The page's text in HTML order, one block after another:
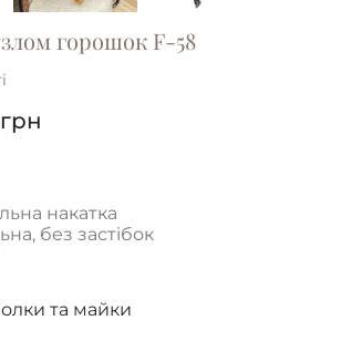
горошок F-58
грн
накатка
без застібок
та майки